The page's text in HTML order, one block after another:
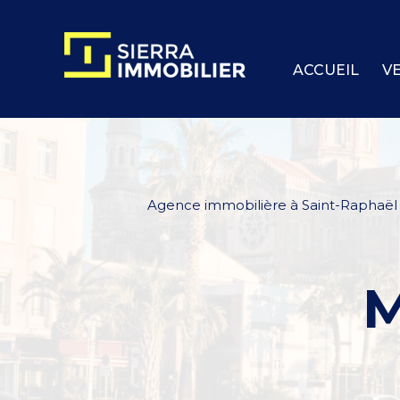
ACCUEIL
Agence immobilière à Saint-Raphaël